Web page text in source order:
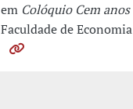
em Colóquio Cem
Faculdade de